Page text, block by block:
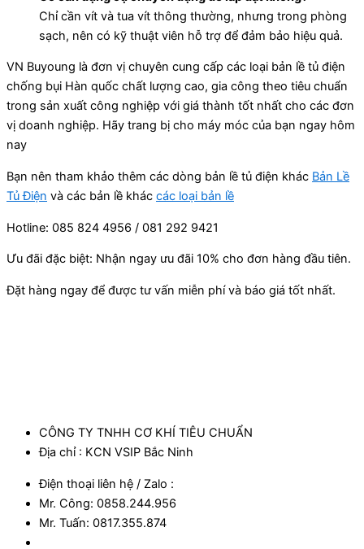
Chỉ cần vít và tua vít thông thường, nhưng trong phòng
sạch, nên có kỹ thuật viên hỗ trợ để đảm bảo hiệu quả.
VN Buyoung là đơn vị chuyên cung cấp các loại bản lề tủ điện
chống bụi Hàn quốc chất lượng cao, gia công theo tiêu chuẩn
trong sản xuất công nghiệp với giá thành tốt nhất cho các đơn
vị doanh nghiệp. Hãy trang bị cho máy móc của bạn ngay hôm
nay
Bạn nên tham khảo thêm các dòng bản lề tủ điện khác Bản Lề
Tủ Điện và các bản lề khác các loại bản lề
Hotline: 085 824 4956 / 081 292 9421
Ưu đãi đặc biệt: Nhận ngay ưu đãi 10% cho đơn hàng đầu tiên.
Đặt hàng ngay để được tư vấn miễn phí và báo giá tốt nhất.
CÔNG TY TNHH CƠ KHÍ TIÊU CHUẨN
Địa chỉ : KCN VSIP Bắc Ninh
Điện thoại liên hệ / Zalo :
Mr. Công: 0858.244.956
Mr. Tuấn: 0817.355.874​